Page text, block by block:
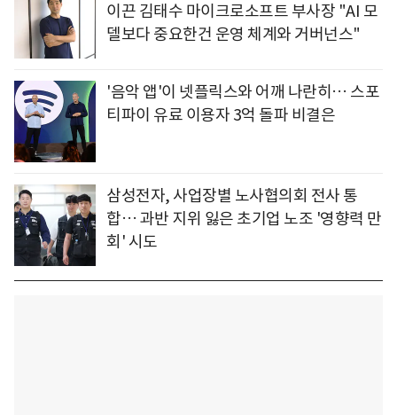
이끈 김태수 마이크로소프트 부사장 "AI 모
델보다 중요한건 운영 체계와 거버넌스"
'음악 앱'이 넷플릭스와 어깨 나란히… 스포
티파이 유료 이용자 3억 돌파 비결은
삼성전자, 사업장별 노사협의회 전사 통
합… 과반 지위 잃은 초기업 노조 '영향력 만
회' 시도